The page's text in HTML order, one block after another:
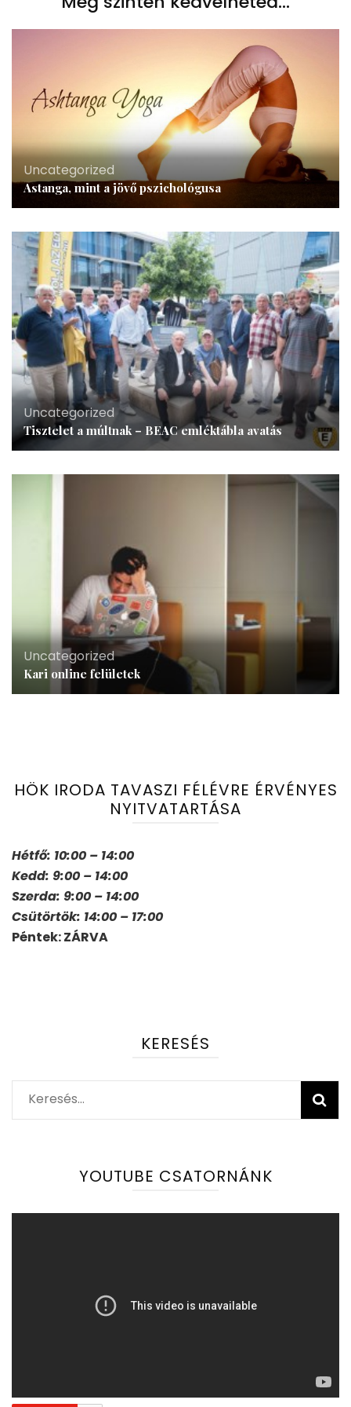
Uncategorized
Astanga, mint a jövő pszichológusa
Uncategorized
Tisztelet a múltnak – BEAC emléktábla avatás
Uncategorized
Kari online felületek
HÖK IRODA TAVASZI FÉLÉVRE ÉRVÉNYES
NYITVATARTÁSA
Hétfő: 10:00 – 14:00
Kedd: 9:00 – 14:00
Szerda: 9:00 – 14:00
Csütörtök: 14:00 – 17:00
Péntek: ZÁRVA
KERESÉS
Keresés:
YOUTUBE CSATORNÁNK